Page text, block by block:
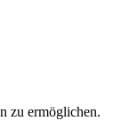
zu ermöglichen.